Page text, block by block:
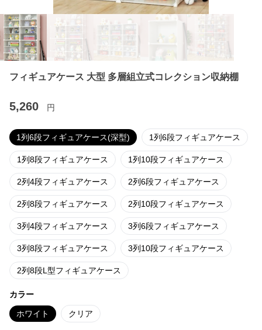
フィギュアケース 大型 多層組立式コレクション収納棚
5,260 円
1列6段フィギュアケース(深型) 1列6段フィギュアケース
1列8段フィギュアケース 1列10段フィギュアケース
2列4段フィギュアケース 2列6段フィギュアケース
2列8段フィギュアケース 2列10段フィギュアケース
3列4段フィギュアケース 3列6段フィギュアケース
3列8段フィギュアケース 3列10段フィギュアケース
2列8段L型フィギュアケース
カラー
ホワイト クリア